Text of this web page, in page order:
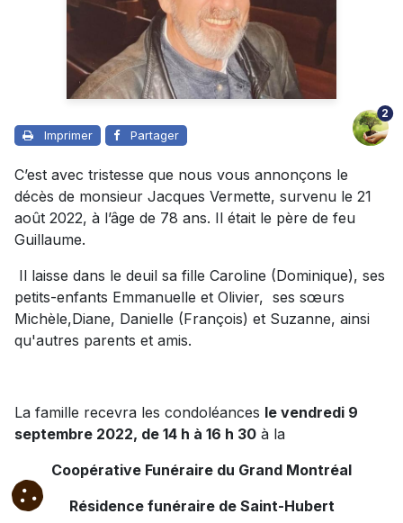
Imprimer Partager
2
C’est avec tristesse que nous vous annonçons le
décès de monsieur Jacques Vermette, survenu le 21
août 2022, à l’âge de 78 ans. Il était le père de feu
Guillaume.
Il laisse dans le deuil sa fille Caroline (Dominique), ses
petits-enfants Emmanuelle et Olivier, ses sœurs
Michèle,Diane, Danielle (François) et Suzanne, ainsi
qu'autres parents et amis.
La famille recevra les condoléances le vendredi 9
septembre 2022, de 14 h à 16 h 30 à la
Coopérative Funéraire du Grand Montréal
Résidence funéraire de Saint-Hubert